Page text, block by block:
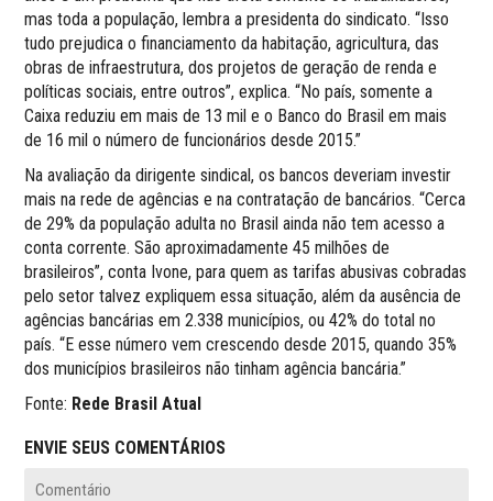
mas toda a população, lembra a presidenta do sindicato. “Isso
tudo prejudica o financiamento da habitação, agricultura, das
obras de infraestrutura, dos projetos de geração de renda e
políticas sociais, entre outros”, explica. “No país, somente a
Caixa reduziu em mais de 13 mil e o Banco do Brasil em mais
de 16 mil o número de funcionários desde 2015.”
Na avaliação da dirigente sindical, os bancos deveriam investir
mais na rede de agências e na contratação de bancários. “Cerca
de 29% da população adulta no Brasil ainda não tem acesso a
conta corrente. São aproximadamente 45 milhões de
brasileiros”, conta Ivone, para quem as tarifas abusivas cobradas
pelo setor talvez expliquem essa situação, além da ausência de
agências bancárias em 2.338 municípios, ou 42% do total no
país. “E esse número vem crescendo desde 2015, quando 35%
dos municípios brasileiros não tinham agência bancária.”
Fonte: Rede Brasil Atual
ENVIE SEUS COMENTÁRIOS